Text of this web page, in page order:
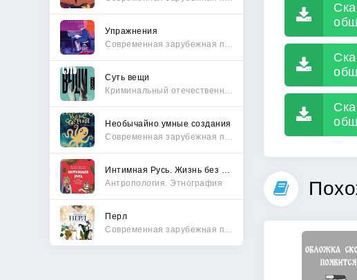
Упражнения
Суть вещи
Необычайно умные создания
Антропология. Этнография
Перл